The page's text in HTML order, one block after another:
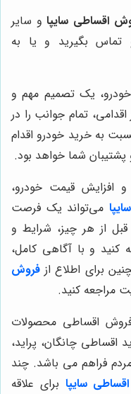
اقساطی سایپاو سایر
تماس بگیرید و یا به
خودرو، یک تصمیم مهم و
تمام جوانب را در
به خرید خودرو اقدام
پشتیبان شما خواهد بود.
افزایش قیمت خودرو،
می‌تواند یک فرصت
از هر چیز، شرایط و
و با آگاهی کامل،
برای اطلاع از فروش
مراجعه کنید.
اقساطی محصولات
اقساطی چانگان، پراید،
مردم فراهم می باشد. چند
سایپا برای علاقه